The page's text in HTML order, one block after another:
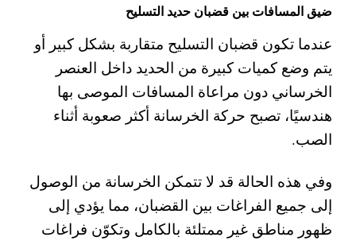
ضيق المسافات بين قضبان حديد التسليح
عندما تكون قضبان التسليح متقاربة بشكل كبير أو
يتم وضع كميات كبيرة من الحديد داخل العنصر
الخرساني دون مراعاة المسافات الموصى بها
هندسيًا، تصبح حركة الخرسانة أكثر صعوبة أثناء
الصب.
وفي هذه الحالة قد لا تتمكن الخرسانة من الوصول
إلى جميع الفراغات بين القضبان، مما يؤدي إلى
ظهور مناطق غير ممتلئة بالكامل وتكوّن فراغات